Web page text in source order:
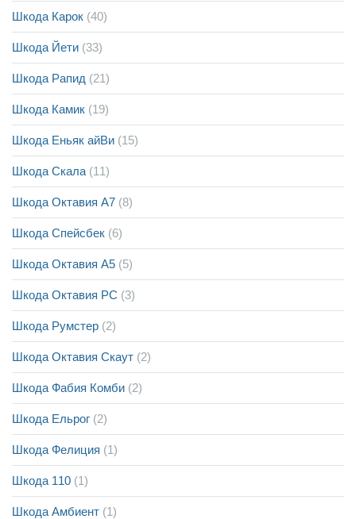
Шкода Карок (40)
Шкода Йети (33)
Шкода Рапид (21)
Шкода Камик (19)
Шкода Еньяк айВи (15)
Шкода Скала (11)
Шкода Октавия А7 (8)
Шкода Спейсбек (6)
Шкода Октавия А5 (5)
Шкода Октавия РС (3)
Шкода Румстер (2)
Шкода Октавия Скаут (2)
Шкода Фабия Комби (2)
Шкода Ельрог (2)
Шкода Фелиция (1)
Шкода 110 (1)
Шкода Амбиент (1)